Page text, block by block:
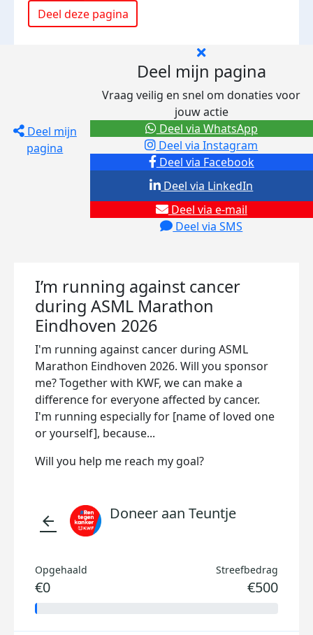
Deel deze pagina
Deel mijn
pagina
Deel mijn pagina
Vraag veilig en snel om donaties voor
jouw actie
Deel via Facebook
Deel via Instagram
Deel via e-mail
Deel via SMS
Deel via LinkedIn
Deel via WhatsApp
I’m running against cancer
during ASML Marathon
Eindhoven 2026
I'm running against cancer during ASML
Marathon Eindhoven 2026. Will you sponsor
me? Together with KWF, we can make a
difference for everyone affected by cancer.
I'm running especially for [name of loved one
or yourself], because...
Will you help me reach my goal?
arrow_back Doneer aan Teuntje
Opgehaald
€0
Streefbedrag
€500